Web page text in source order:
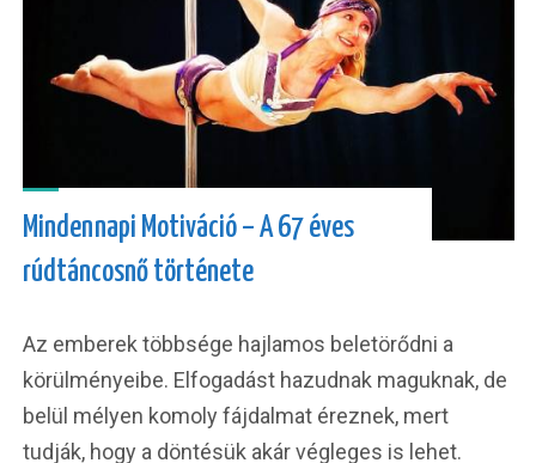
Mindennapi Motiváció – A 67 éves
rúdtáncosnő története
Az emberek többsége hajlamos beletörődni a
körülményeibe. Elfogadást hazudnak maguknak, de
belül mélyen komoly fájdalmat éreznek, mert
tudják, hogy a döntésük akár végleges is lehet.